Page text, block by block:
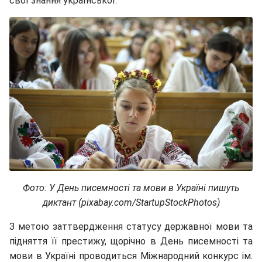
Фото: У День писемності та мови в Україні пишуть
диктант (pixabay.com/StartupStockPhotos)
З метою заттвердження статусу державної мови та
підняття її престижу, щорічно в День писемності та
мови в Україні проводиться Міжнародний конкурс ім.